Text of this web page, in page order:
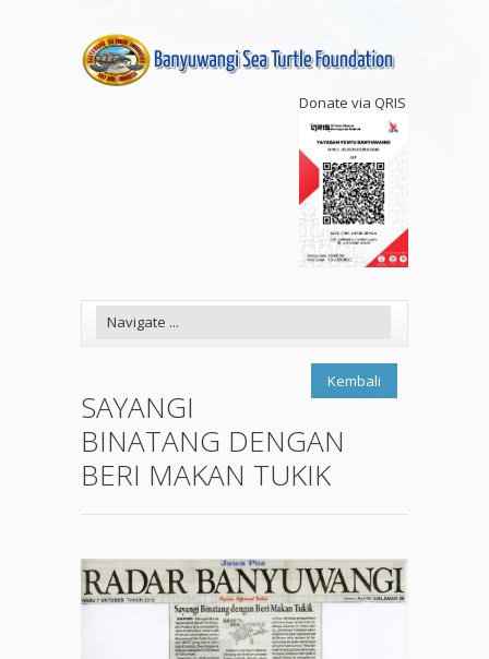
Donate via QRIS
Kembali
SAYANGI
BINATANG DENGAN
BERI MAKAN TUKIK